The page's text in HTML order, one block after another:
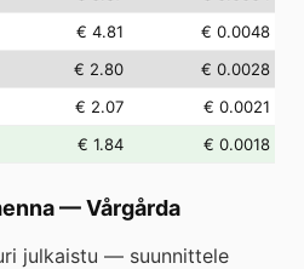
€ 4.81
€ 0.0048
€ 2.80
€ 0.0028
€ 2.07
€ 0.0021
€ 1.84 € 0.0018
—Vårgårda
julkaistu — suunnittele